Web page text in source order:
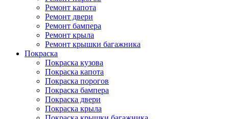
Ремонт капота
Ремонт двери
Ремонт бампера
Ремонт крыла
Ремонт крышки багажника
Покраска
Покраска кузова
Покраска капота
Покраска порогов
Покраска бампера
Покраска двери
Покраска крыла